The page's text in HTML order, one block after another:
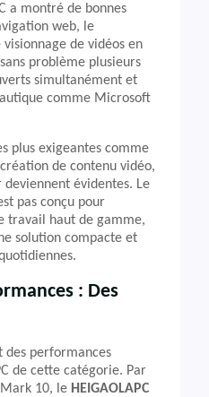
a montré de bonnes
web, le
de vidéos en
problème plusieurs
simultanément et
comme Microsoft
plus exigeantes comme
de contenu vidéo,
deviennent évidentes. Le
pas conçu pour
travail haut de gamme,
solution compacte et
: Des
des performances
de cette catégorie. Par
10, le HEIGAOLAPC